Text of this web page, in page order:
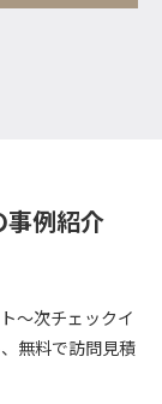
事例紹介
～次チェックイ
無料で訪問見積